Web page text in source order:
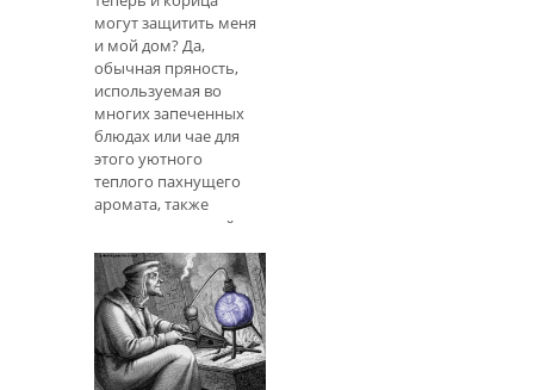
также можете
могут защитить меня
и мой дом? Да,
обычная пряность,
используемая во
многих запеченных
блюдах или чае для
этого уютного
теплого пахнущего
аромата, также
хороша для вашей
общей защиты. Вы
можете сказать: «Ну,
какую защиту может
дать мне корица?» и
"Как я должен
использовать эту
волшебную специю